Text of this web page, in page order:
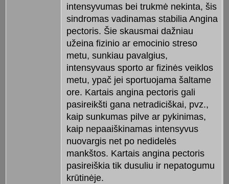
intensyvumas bei trukmė nekinta, šis
sindromas vadinamas stabilia Angina
pectoris. Šie skausmai dažniau
užeina fizinio ar emocinio streso
metu, sunkiau pavalgius,
intensyvaus sporto ar fizinės veiklos
metu, ypač jei sportuojama šaltame
ore. Kartais angina pectoris gali
pasireikšti gana netradiciškai, pvz.,
kaip sunkumas pilve ar pykinimas,
kaip nepaaiškinamas intensyvus
nuovargis net po nedidelės
mankštos. Kartais angina pectoris
pasireiškia tik dusuliu ir nepatogumu
krūtinėje.